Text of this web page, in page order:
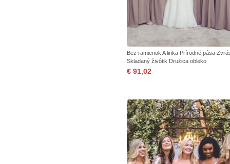
Bez ramienok A linka Prírodné pása
Skladaný živôtik Družica obleko
€ 91,02